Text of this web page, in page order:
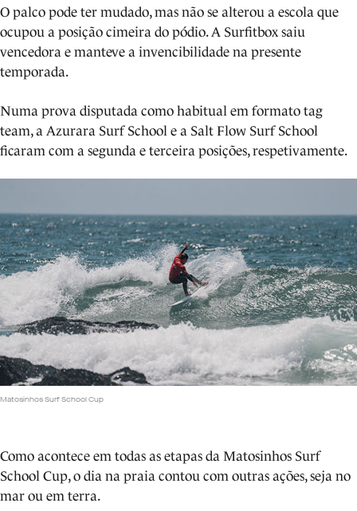
O palco pode ter mudado, mas não se alterou a escola que
ocupou a posição cimeira do pódio. A Surfitbox saiu
vencedora e manteve a invencibilidade na presente
temporada.
Numa prova disputada como habitual em formato tag
team, a Azurara Surf School e a Salt Flow Surf School
ficaram com a segunda e terceira posições, respetivamente.
Matosinhos Surf School Cup
Como acontece em todas as etapas da Matosinhos Surf
School Cup, o dia na praia contou com outras ações, seja no
mar ou em terra.